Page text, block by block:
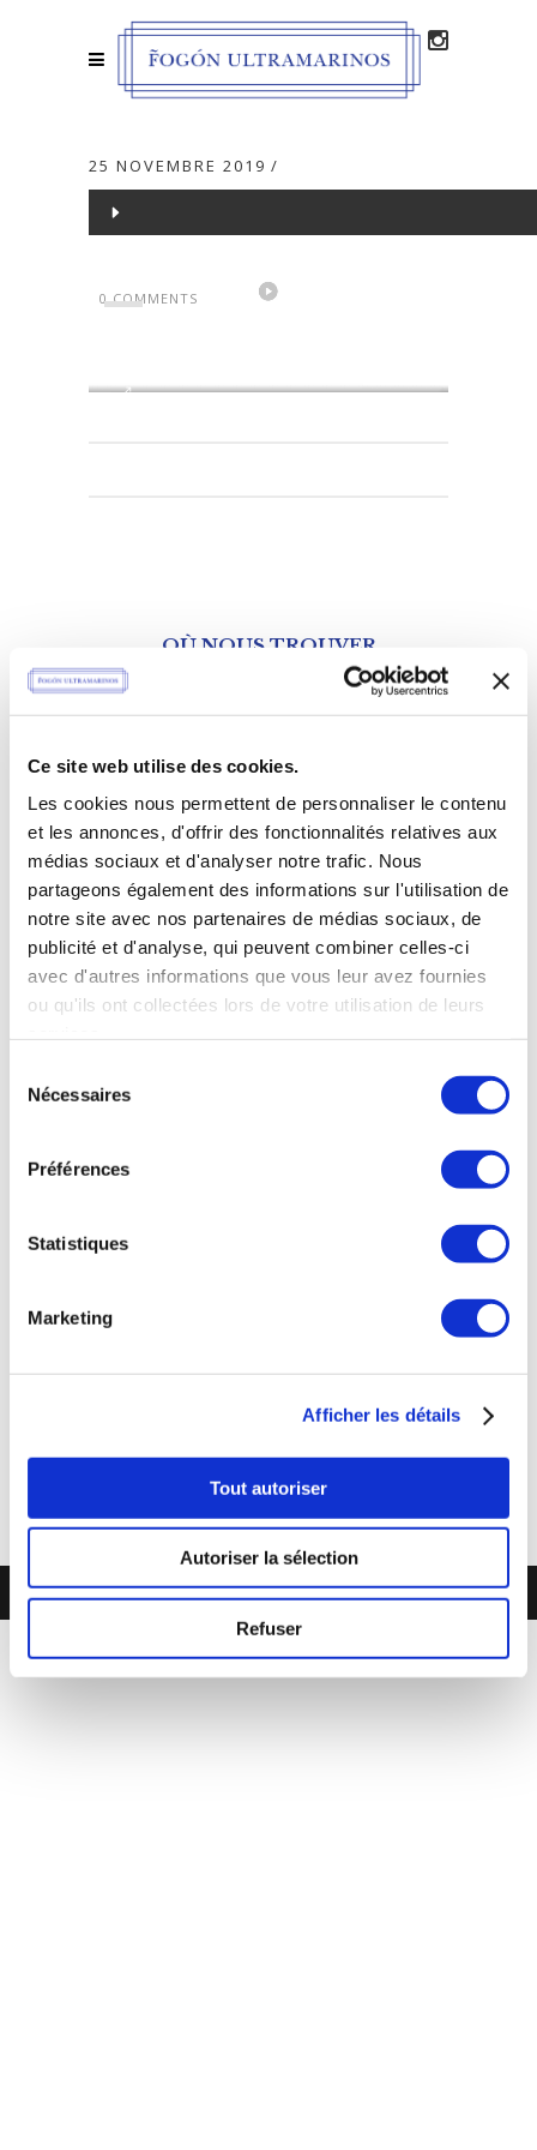
Ce site web utilise des cookies.
Les cookies nous permettent de personnaliser le contenu
et les annonces, d'offrir des fonctionnalités relatives aux
médias sociaux et d'analyser notre trafic. Nous
partageons également des informations sur l'utilisation de
notre site avec nos partenaires de médias sociaux, de
publicité et d'analyse, qui peuvent combiner celles-ci
avec d'autres informations que vous leur avez fournies
ou qu'ils ont collectées lors de votre utilisation de leurs
Nécessaires
Préférences
Statistiques
Marketing
Afficher les détails
Tout autoriser
Autoriser la sélection
Refuser
25 NOVEMBRE 2019
Lecteur
vidéo
0 COMMENTS
OÙ NOUS TROUVER
NOS HORAIRES
Mardi au Samedi
11h à 20h
Déjeuner
Mardi au Samedi
12h à 15h
NOUS CONTACTER
CGV – Conditions Générales de Vente
Cookies
Données personnelles – RGPD
@2020. Tous droits réservés.